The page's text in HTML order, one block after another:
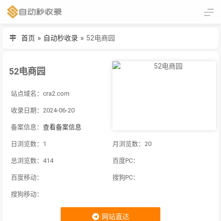
首页 » 自动秒收录 » 52电商园
52电商园
站点域名：cra2.com
收录日期：2024-06-20
备案信息： 查看备案信息
日浏览数：1 月浏览数：20
总浏览数：414 百度PC：
百度移动： 搜狗PC：
搜狗移动：
网站直达